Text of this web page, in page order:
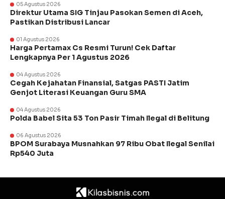
05 Agustus 2026
Direktur Utama SIG Tinjau Pasokan Semen di Aceh,
Pastikan Distribusi Lancar
01 Agustus 2026
Harga Pertamax Cs Resmi Turun! Cek Daftar
Lengkapnya Per 1 Agustus 2026
04 Agustus 2026
Cegah Kejahatan Finansial, Satgas PASTI Jatim
Genjot Literasi Keuangan Guru SMA
04 Agustus 2026
Polda Babel Sita 53 Ton Pasir Timah Ilegal di Belitung
06 Agustus 2026
BPOM Surabaya Musnahkan 97 Ribu Obat Ilegal Senilai
Rp540 Juta